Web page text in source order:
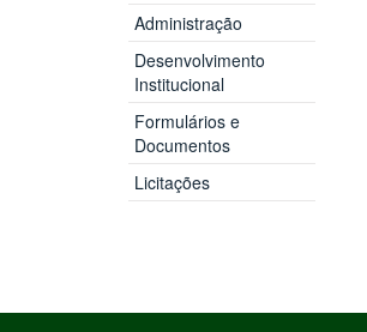
Administração
Desenvolvimento
Institucional
Formulários e
Documentos
Licitações